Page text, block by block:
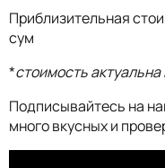
Приблизительная
сум
*стоимость
Подписывайтесь на
много вкусных и